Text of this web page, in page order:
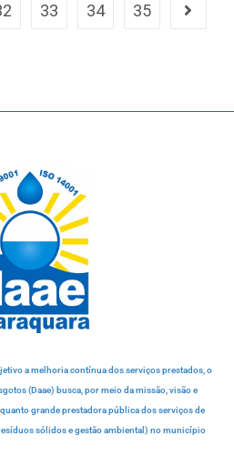
33 34 35
a melhoria contínua dos serviços prestados, o
(Daae) busca, por meio da missão, visão e
grande prestadora pública dos serviços de
sólidos e gestão ambiental) no município